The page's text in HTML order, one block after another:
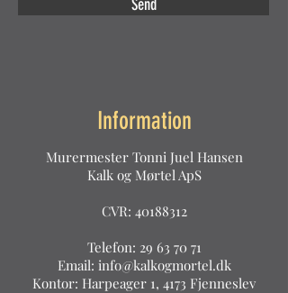
Murermester Tonni Juel Hansen
Kalk og Mørtel ApS
CVR: 40188312
Telefon: 29 63 70 71
Email: info@kalkogmortel.dk
Kontor: Harpeager 1, 4173 Fjenneslev
Information
Send